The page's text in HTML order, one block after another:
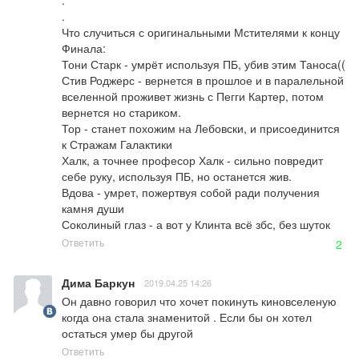
.
Что случиться с оригинальными Мстителями к концу
Финала:
Тони Старк - умрёт используя ПБ, убив этим Таноса((
Стив Роджерс - вернется в прошлое и в паралельной
вселенной проживет жизнь с Пегги Картер, потом
вернется но стариком.
Тор - станет похожим на Лебовски, и присоединится
к Стражам Галактики
Халк, а точнее професор Халк - сильно повредит
себе руку, используя ПБ, но останется жив.
Вдова - умрет, пожертвуя собой ради получения
камня души
Соколиный глаз - а вот у Клинта всё збс, без шуток
Ответить 2
Дима Баркун 2019.04.25 14:26
Он давно говорил что хочет покинуть киновселеную
когда она стала знаменитой . Если бы он хотел
остаться умер бы другой
Ответить